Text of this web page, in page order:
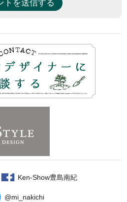
Ken-Show豊島南紀
@mi_nakichi